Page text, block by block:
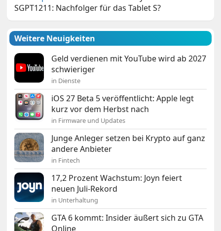
SGPT1211: Nachfolger für das Tablet S?
Weitere Neuigkeiten
Geld verdienen mit YouTube wird ab 2027
schwieriger
in Dienste
iOS 27 Beta 5 veröffentlicht: Apple legt
kurz vor dem Herbst nach
in Firmware und Updates
Junge Anleger setzen bei Krypto auf ganz
andere Anbieter
in Fintech
17,2 Prozent Wachstum: Joyn feiert
neuen Juli-Rekord
in Unterhaltung
GTA 6 kommt: Insider äußert sich zu GTA
Online